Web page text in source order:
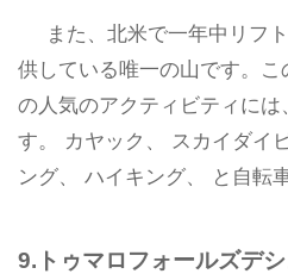
また、北米で一年中リフ
供している唯一の山です。
の人気のアクティビティには
す。 カヤック、 スカイダイ
ング、 ハイキング、 と自転車
9.トゥマロフォールズデ